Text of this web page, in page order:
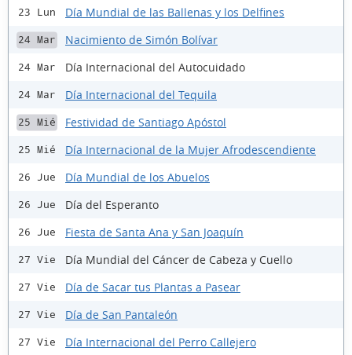
23 Lun Día Mundial de las Ballenas y los Delfines
24 Mar Nacimiento de Simón Bolívar
24 Mar Día Internacional del Autocuidado
24 Mar Día Internacional del Tequila
25 Mié Festividad de Santiago Apóstol
25 Mié Día Internacional de la Mujer Afrodescendiente
26 Jue Día Mundial de los Abuelos
26 Jue Día del Esperanto
26 Jue Fiesta de Santa Ana y San Joaquín
27 Vie Día Mundial del Cáncer de Cabeza y Cuello
27 Vie Día de Sacar tus Plantas a Pasear
27 Vie Día de San Pantaleón
27 Vie Día Internacional del Perro Callejero